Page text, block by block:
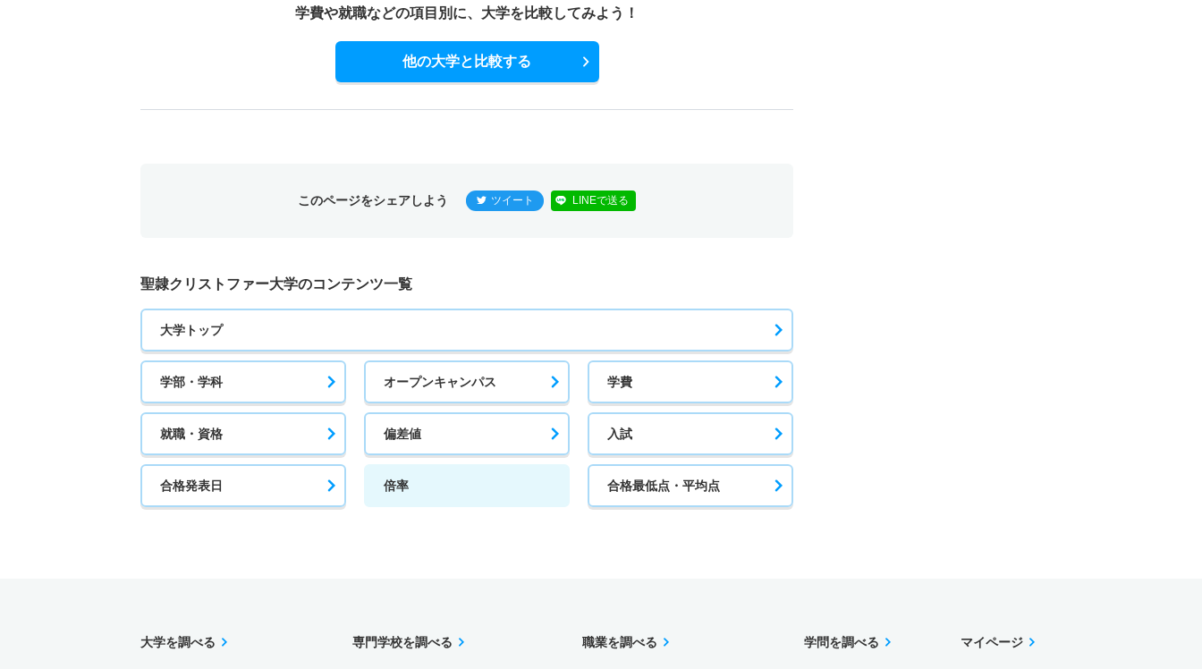
学費や就職などの項目別に、 大学を比較してみよう！
他の大学と比較する
このページをシェアしよう ツイート LINEで送る
聖隷クリストファー大学のコンテンツ一覧
大学トップ
学部・学科 オープンキャンパス 学費
就職・資格 偏差値 入試
合格発表日 倍率 合格最低点・平均点
大学を調べる 専門学校を調べる 職業を調べる 学問を調べる マイページ